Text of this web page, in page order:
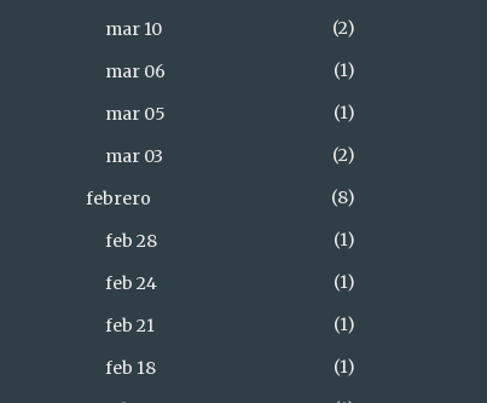
mar 10
2
mar 06
1
mar 05
1
mar 03
2
febrero
8
feb 28
1
feb 24
1
feb 21
1
feb 18
1